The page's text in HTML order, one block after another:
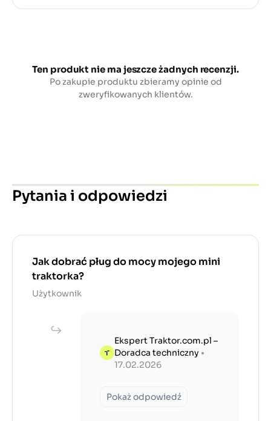
Ten produkt nie ma jeszcze żadnych recenzji.
Po zakupie produktu zbieramy opinie od
zweryfikowanych klientów.
Pytania i odpowiedzi
Jak dobrać pług do mocy mojego mini
traktorka?
Użytkownik
Ekspert Traktor.com.pl –
Doradca techniczny •
17.02.2026
Pokaż odpowiedź